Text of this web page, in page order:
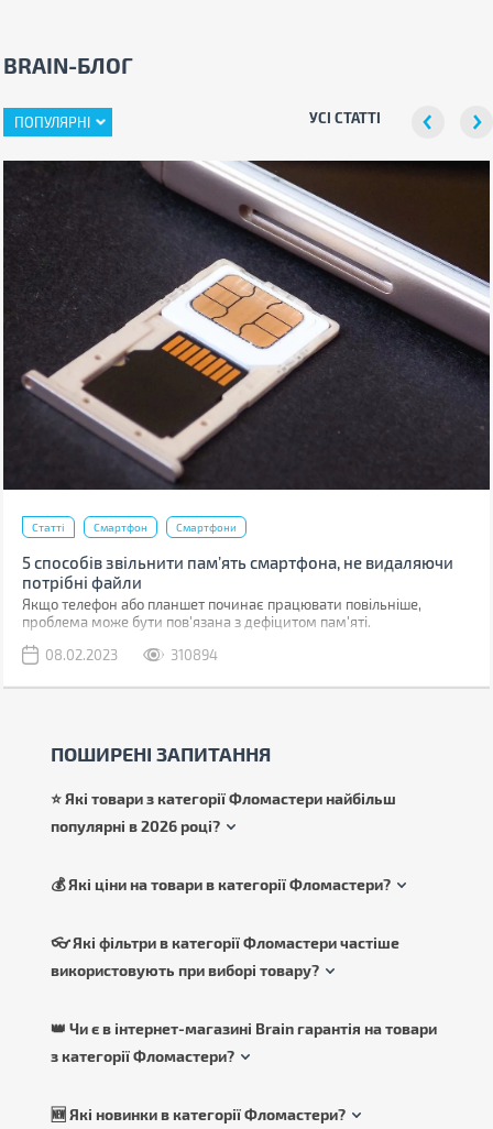
BRAIN-БЛОГ
ПОПУЛЯРНІ УСІ СТАТТІ
Статті Смартфон Смартфони
5 способів звільнити пам’ять смартфона, не видаляючи
потрібні файли
Якщо телефон або планшет починає працювати повільніше,
проблема може бути пов'язана з дефіцитом пам'яті.
08.02.2023
310894
ПОШИРЕНІ ЗАПИТАННЯ
⭐ Які товари з категорії Фломастери найбільш
популярні в 2026 році?
💰 Які ціни на товари в категорії Фломастери?
👓 Які фільтри в категорії Фломастери частіше
використовують при виборі товару?
👑 Чи є в інтернет-магазині Brain гарантія на товари
з категорії Фломастери?
🆕 Які новинки в категорії Фломастери?